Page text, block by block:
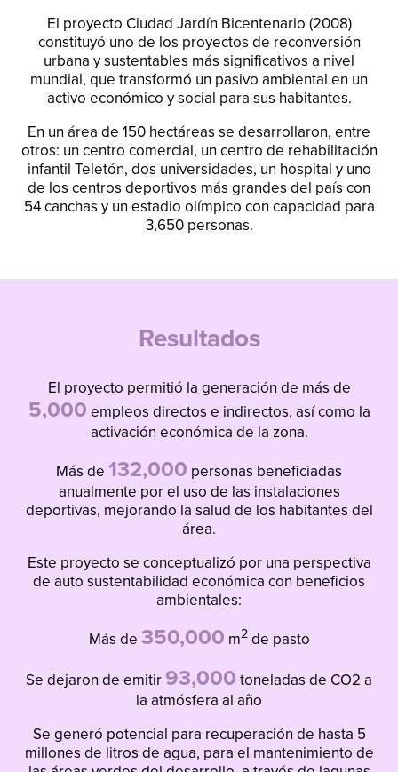
El proyecto Ciudad Jardín Bicentenario (2008)
constituyó uno de los proyectos de reconversión
urbana y sustentables más significativos a nivel
mundial, que transformó un pasivo ambiental en un
activo económico y social para sus habitantes.
En un área de 150 hectáreas se desarrollaron, entre
otros: un centro comercial, un centro de rehabilitación
infantil Teletón, dos universidades, un hospital y uno
de los centros deportivos más grandes del país con
54 canchas y un estadio olímpico con capacidad para
3,650 personas.
Resultados
El proyecto permitió la generación de más de
5,000 empleos directos e indirectos, así como la
activación económica de la zona.
Más de 132,000 personas beneficiadas
anualmente por el uso de las instalaciones
deportivas, mejorando la salud de los habitantes del
área.
Este proyecto se conceptualizó por una perspectiva
de auto sustentabilidad económica con beneficios
ambientales:
Más de 350,000 m2de pasto
Se dejaron de emitir 93,000 toneladas de CO2 a
la atmósfera al año
Se generó potencial para recuperación de hasta 5
millones de litros de agua, para el mantenimiento de